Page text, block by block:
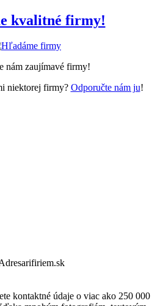
kvalitné firmy!
nám zaujímavé firmy!
niektorej firmy? Odporučte nám ju!
kontaktné údaje o viac ako 250 000